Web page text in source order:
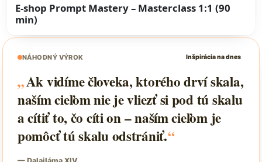
E-shop Prompt Mastery – Masterclass 1:1 (90
min)